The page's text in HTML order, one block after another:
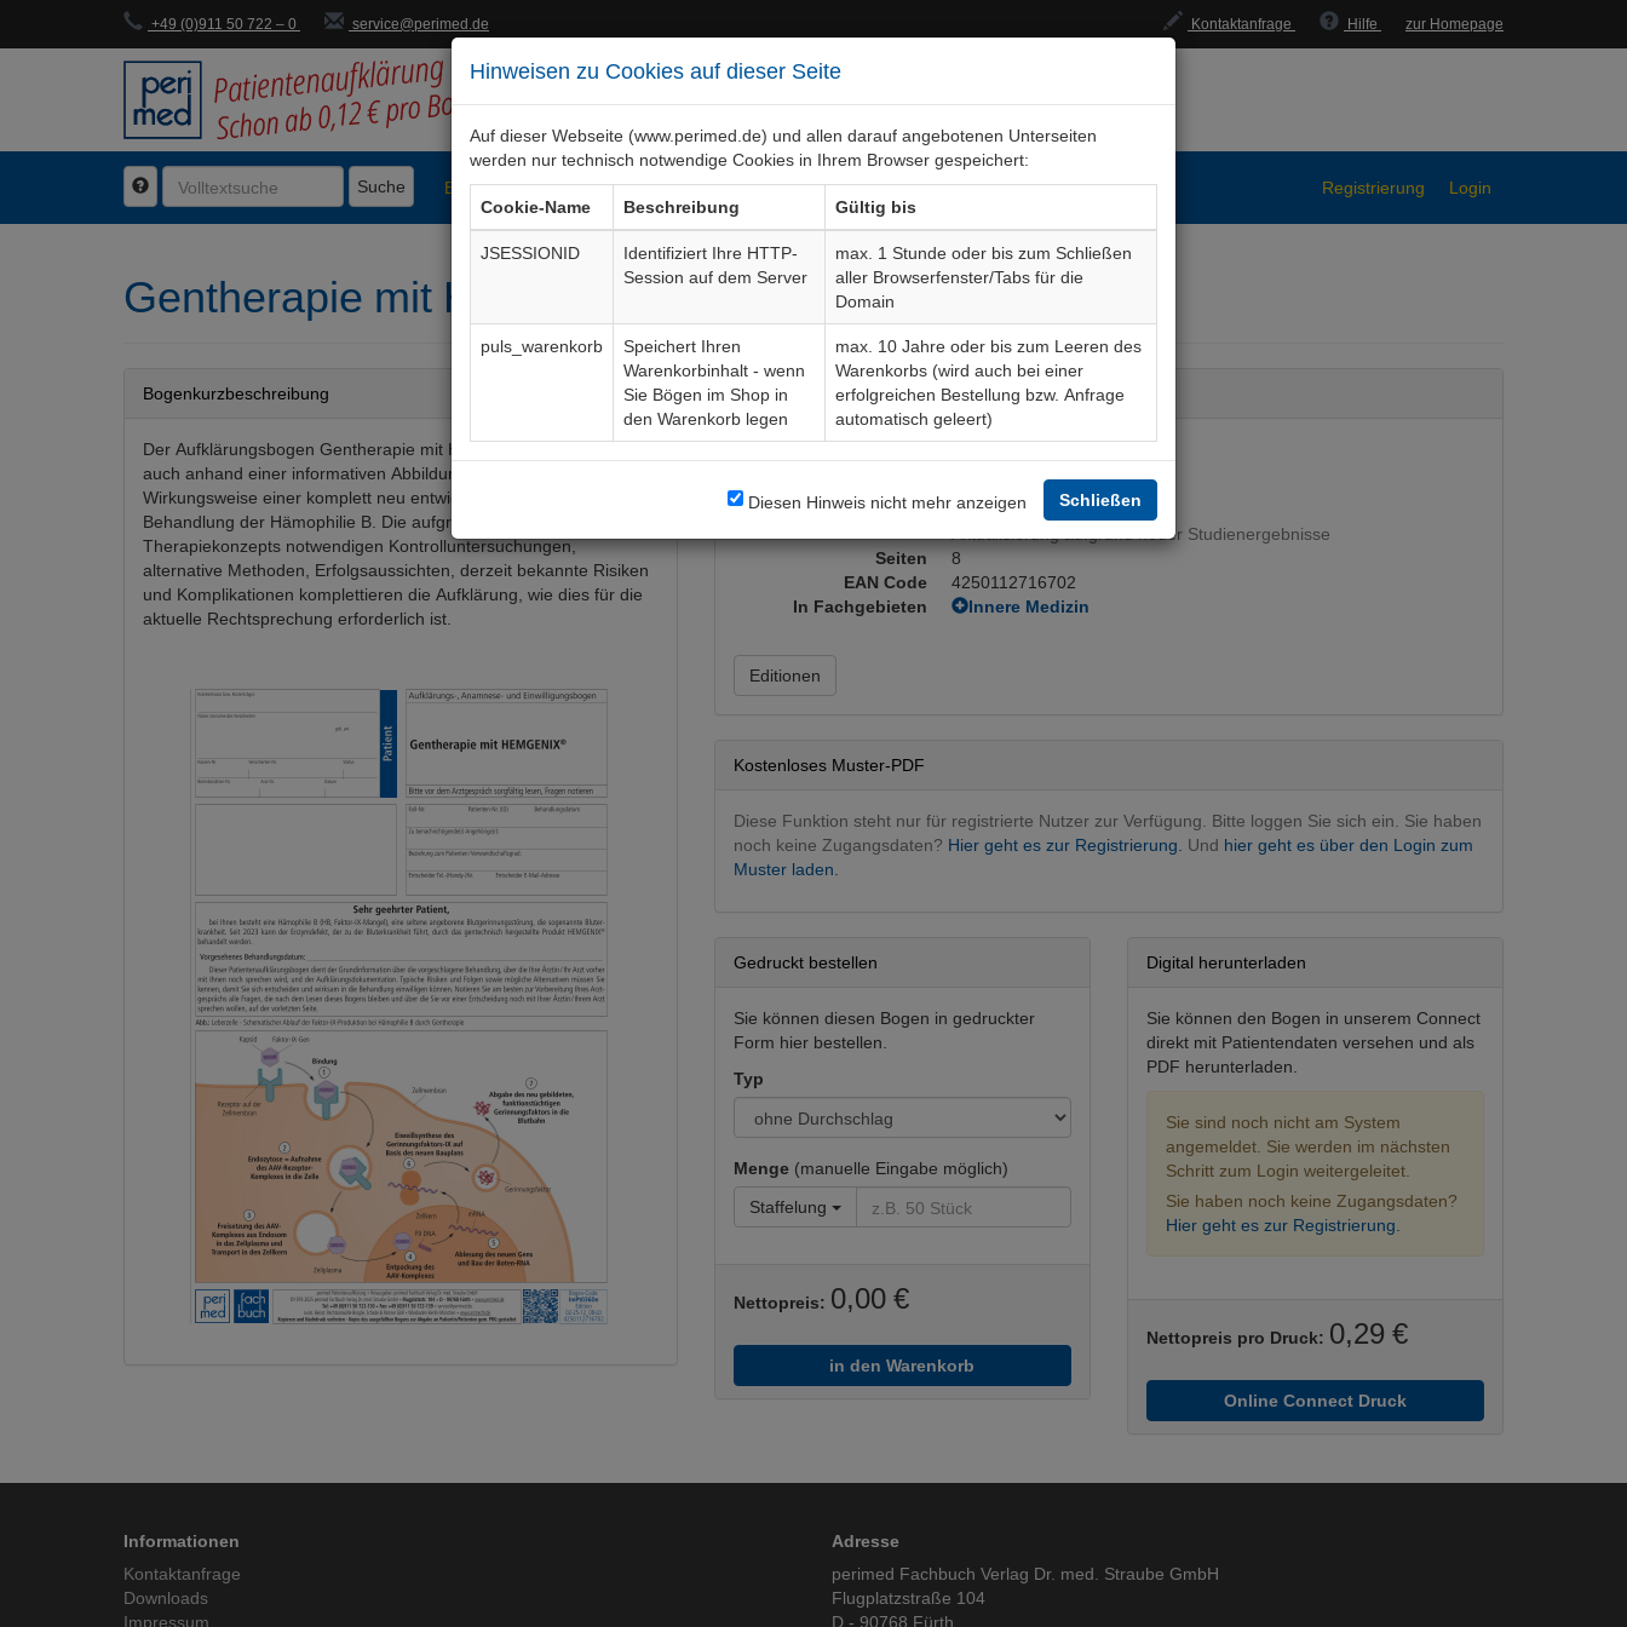
+49 (0)911 50 722 – 0 service@perimed.de Kontaktanfrage Hilfe zur Homepage
Suche BogenFachgebiete Bogen-Gesamtübersicht Registrierung Login
Hinweisen zu Cookies auf dieser Seite
Auf dieser Webseite (www.perimed.de) und allen darauf angebotenen Unterseiten
werden nur technisch notwendige Cookies in Ihrem Browser gespeichert:
Cookie-Name Beschreibung
Gültig bis
JSESSIONID
Identifiziert Ihre HTTP-
Session auf dem Server
max. 1 Stunde oder bis zum Schließen
aller Browserfenster/Tabs für die
Domain
puls_warenkorb
Speichert Ihren
Warenkorbinhalt - wenn
Sie Bögen im Shop in
den Warenkorb legen
max. 10 Jahre oder bis zum Leeren des
Warenkorbs (wird auch bei einer
erfolgreichen Bestellung bzw. Anfrage
automatisch geleert)
Diesen Hinweis nicht mehr anzeigen Schließen
Gentherapie mit HEMGENIX® Aufklärungsbogen
Bogenkurzbeschreibung
Der Aufklärungsbogen Gentherapie mit Hemgenix® beschreibt -
auch anhand einer informativen Abbildung - ausführlich die
Wirkungsweise einer komplett neu entwickelten Gentherapie zur
Behandlung der Hämophilie B. Die aufgrund des neuen
Therapiekonzepts notwendigen Kontrolluntersuchungen,
alternative Methoden, Erfolgsaussichten, derzeit bekannte Risiken
und Komplikationen komplettieren die Aufklärung, wie dies für die
aktuelle Rechtsprechung erforderlich ist.
Bogendetails
Aktuelle Edition
02-25-12
Aktualisierung aufgrund neuer Studienergebnisse
Seiten
8
EAN Code
4250112716702
In Fachgebieten
Innere Medizin
Editionen
Kostenloses Muster-PDF
Diese Funktion steht nur für registrierte Nutzer zur Verfügung. Bitte loggen Sie sich ein. Sie haben
noch keine Zugangsdaten? Hier geht es zur Registrierung. Und hier geht es über den Login zum
Muster laden.
Gedruckt bestellen
Sie können diesen Bogen in gedruckter
Form hier bestellen.
Typ
Menge (manuelle Eingabe möglich)
Staffelung
Nettopreis: 0,00 €
in den Warenkorb
Digital herunterladen
Sie können den Bogen in unserem Connect
direkt mit Patientendaten versehen und als
PDF herunterladen.
Sie sind noch nicht am System
angemeldet. Sie werden im nächsten
Schritt zum Login weitergeleitet.
Sie haben noch keine Zugangsdaten?
Hier geht es zur Registrierung.
Nettopreis pro Druck: 0,29 €
Online Connect Druck
Informationen
Kontaktanfrage
Downloads
Impressum
Adresse
perimed Fachbuch Verlag Dr. med. Straube GmbH
Flugplatzstraße 104
D - 90768 Fürth